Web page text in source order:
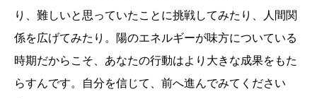
り、難しいと思っていたことに挑戦してみたり、人間関
係を広げてみたり。陽のエネルギーが味方についている
時期だからこそ、あなたの行動はより大きな成果をもた
らすんです。自分を信じて、前へ進んでみてください